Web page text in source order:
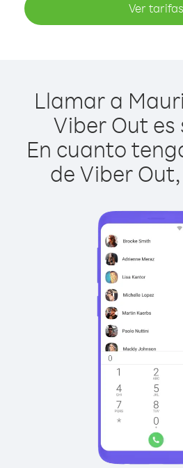
Ver tarifas
Llamar a
Viber Out es
En cuanto
de Viber